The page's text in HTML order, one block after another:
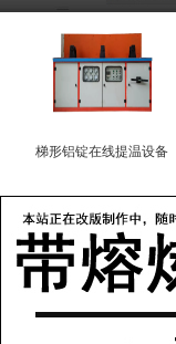
梯形铝锭在线提温设备
氮化硼专用中频加热线圈